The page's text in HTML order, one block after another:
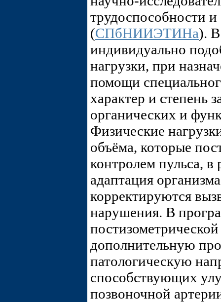
трудоспособности
(СПбНИИЭТИНа).
индивидуально
нагрузки, при
помощи
характер и степень
органических и
Физические
объёма, которые
контролем пульса, в
адаптация
корректируются
нарушения. В
дополнительную
патологическую
способствующих
позвоночной